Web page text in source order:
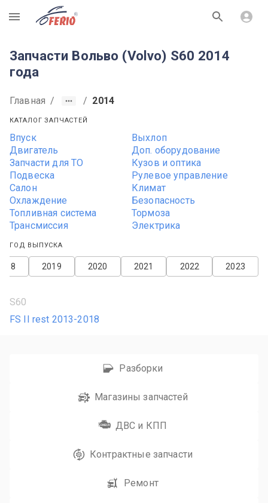
R
Запчасти Вольво (Volvo) S60 2014
года
Главная / / 2014
КАТАЛОГ ЗАПЧАСТЕЙ
Впуск
Выхлоп
Двигатель
Доп. оборудование
Запчасти для ТО
Кузов и оптика
Подвеска
Рулевое управление
Салон
Климат
Охлаждение
Безопасность
Топливная система
Тормоза
Трансмиссия
Электрика
ГОД ВЫПУСКА
2023
2022
2021
2020
2019
S60
FS II rest 2013-2018
Разборки
Магазины запчастей
ДВС и КПП
Контрактные запчасти
Ремонт